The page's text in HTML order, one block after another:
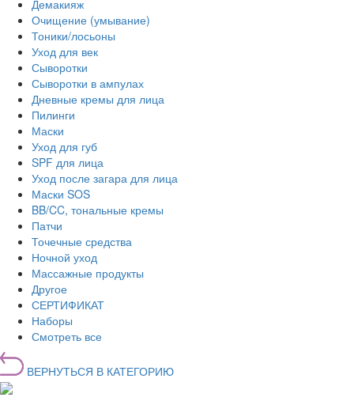
Демакияж
Очищение (умывание)
Тоники/лосьоны
Уход для век
Сыворотки
Сыворотки в ампулах
Дневные кремы для лица
Пилинги
Маски
Уход для губ
SPF для лица
Уход после загара для лица
Маски SOS
BB/CC, тональные кремы
Патчи
Точечные средства
Ночной уход
Массажные продукты
Другое
СЕРТИФИКАТ
Наборы
Смотреть все
ВЕРНУТЬСЯ В КАТЕГОРИЮ